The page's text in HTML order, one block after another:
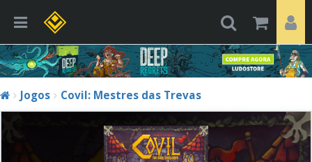
Jogos Covil: Mestres das Trevas